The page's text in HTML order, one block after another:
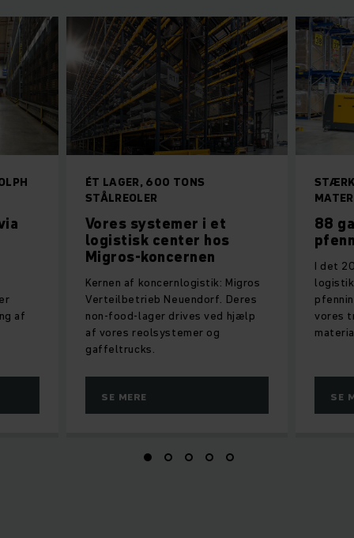
ÉT LAGER, 600 TONS
STÅLREOLER
Vores systemer i et
logistisk center hos
Migros-koncernen
Kernen af koncernlogistik: Migros
Verteilbetrieb Neuendorf. Deres
non-food-lager drives ved hjælp
af vores reolsystemer og
gaffeltrucks.
SE MERE
88
I det
vores
SE
af